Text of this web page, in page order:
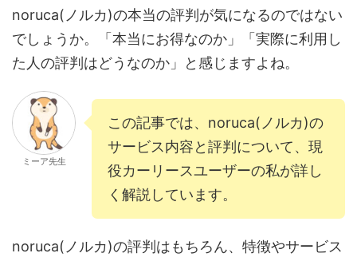
noruca(ノルカ)の本当の評判が気になるのではない
でしょうか。「本当にお得なのか」「実際に利用し
た人の評判はどうなのか」と感じますよね。
ミーア先生
この記事では、noruca(ノルカ)の
サービス内容と評判について、現
役カーリースユーザーの私が詳し
く解説しています。
noruca(ノルカ)の評判はもちろん、特徴やサービス